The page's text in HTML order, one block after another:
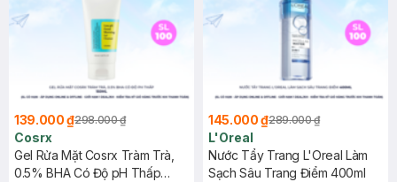
139.000 ₫298.000 ₫
Cosrx
Gel Rửa Mặt Cosrx Tràm Trà,
0.5% BHA Có Độ pH Thấp
145.000 ₫289.000 ₫
L'Oreal
Nước Tẩy Trang L'Oreal Làm
Sạch Sâu Trang Điểm 400ml